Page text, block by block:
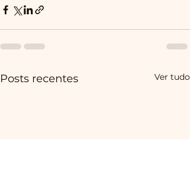
Posts recentes Ver tudo